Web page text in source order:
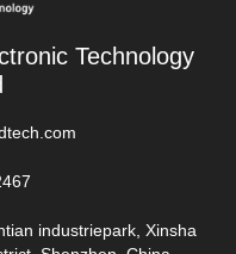
Technology
industriepark, Xinsha